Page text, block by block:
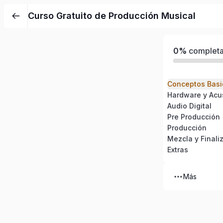
Curso Gratuito de Producción Musical
0%
Conceptos
Hardware y
Audio Digital
Pre Producción
Producción
Mezcla y
Extras
Más